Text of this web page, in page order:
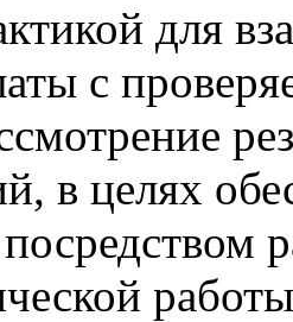
для
с
в целях